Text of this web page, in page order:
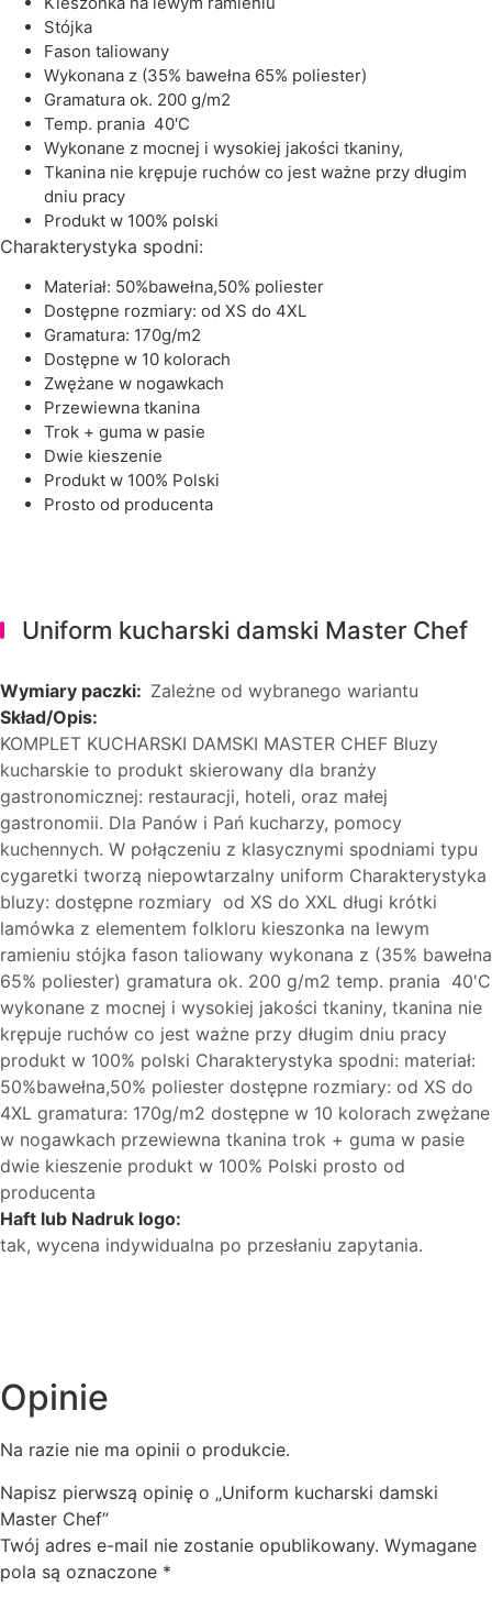
stójka
fason taliowany
wykonana z (35% bawełna 65% poliester)
gramatura ok. 200 g/m2
temp. prania 40'C
wykonane z mocnej i wysokiej jakości tkaniny,
tkanina nie krępuje ruchów co jest ważne przy długim
dniu pracy
produkt w 100% polski
Charakterystyka spodni:
materiał: 50%bawełna,50% poliester
dostępne rozmiary: od XS do 4XL
gramatura: 170g/m2
dostępne w 10 kolorach
zwężane w nogawkach
przewiewna tkanina
trok + guma w pasie
dwie kieszenie
produkt w 100% Polski
prosto od producenta
Uniform kucharski damski Master Chef
Wymiary paczki: Zależne od wybranego wariantu
Skład/Opis:
KOMPLET KUCHARSKI DAMSKI MASTER CHEF Bluzy
kucharskie to produkt skierowany dla branży
gastronomicznej: restauracji, hoteli, oraz małej
gastronomii. Dla Panów i Pań kucharzy, pomocy
kuchennych. W połączeniu z klasycznymi spodniami typu
cygaretki tworzą niepowtarzalny uniform Charakterystyka
bluzy: dostępne rozmiary od XS do XXL długi krótki
lamówka z elementem folkloru kieszonka na lewym
ramieniu stójka fason taliowany wykonana z (35% bawełna
65% poliester) gramatura ok. 200 g/m2 temp. prania 40'C
wykonane z mocnej i wysokiej jakości tkaniny, tkanina nie
krępuje ruchów co jest ważne przy długim dniu pracy
produkt w 100% polski Charakterystyka spodni: materiał:
50%bawełna,50% poliester dostępne rozmiary: od XS do
4XL gramatura: 170g/m2 dostępne w 10 kolorach zwężane
w nogawkach przewiewna tkanina trok + guma w pasie
dwie kieszenie produkt w 100% Polski prosto od
producenta
Haft lub Nadruk logo:
tak, wycena indywidualna po przesłaniu zapytania.
Opinie
Na razie nie ma opinii o produkcie.
Napisz pierwszą opinię o „Uniform kucharski damski
Master Chef”
Twój adres e-mail nie zostanie opublikowany. Wymagane
pola są oznaczone *